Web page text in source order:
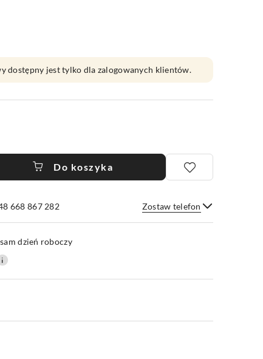
dostępny jest tylko dla zalogowanych klientów.
Do koszyka
668 867 282 Zostaw telefon
Wyślij
dzień roboczy